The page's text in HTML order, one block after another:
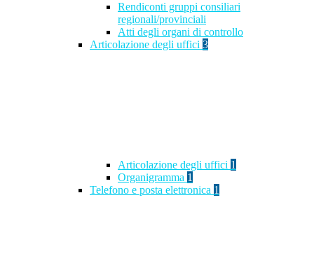
Rendiconti gruppi consiliari
regionali/provinciali
Atti degli organi di controllo
Articolazione degli uffici 3
Articolazione degli uffici 1
Organigramma 1
Telefono e posta elettronica 1